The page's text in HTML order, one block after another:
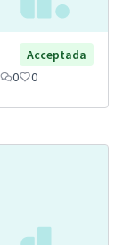
Acceptada
0 0